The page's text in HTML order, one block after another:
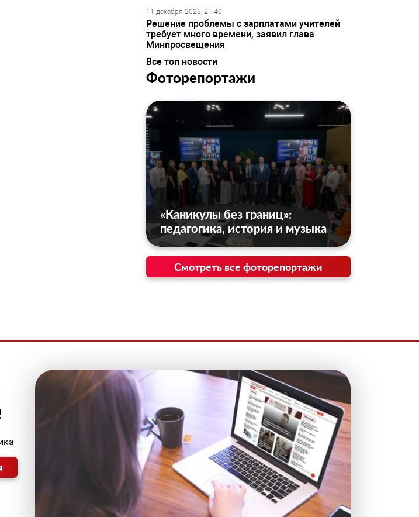
11 декабря 2025, 21:40
Решение проблемы с зарплатами учителей
требует много времени, заявил глава
Минпросвещения
Все топ новости
Фоторепортажи
«Каникулы без границ»:
педагогика, история и музыка
Смотреть все фоторепортажи